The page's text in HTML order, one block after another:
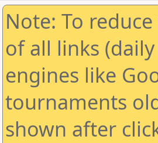
Note: To
of all links
engines like
tournaments
shown after